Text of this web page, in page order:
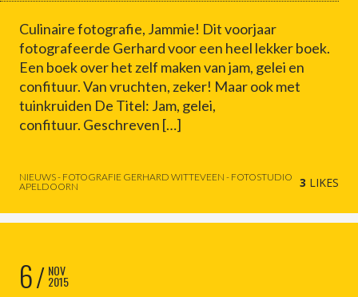
Culinaire fotografie, Jammie! Dit voorjaar
fotografeerde Gerhard voor een heel lekker boek.
Een boek over het zelf maken van jam, gelei en
confituur. Van vruchten, zeker! Maar ook met
tuinkruiden De Titel: Jam, gelei,
confituur. Geschreven […]
NIEUWS - FOTOGRAFIE GERHARD WITTEVEEN - FOTOSTUDIO
APELDOORN
3 LIKES
6 NOV
2015